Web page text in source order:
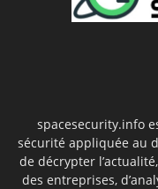
spacesecurity.info
sécurité appliquée au
de décrypter
des entreprises,